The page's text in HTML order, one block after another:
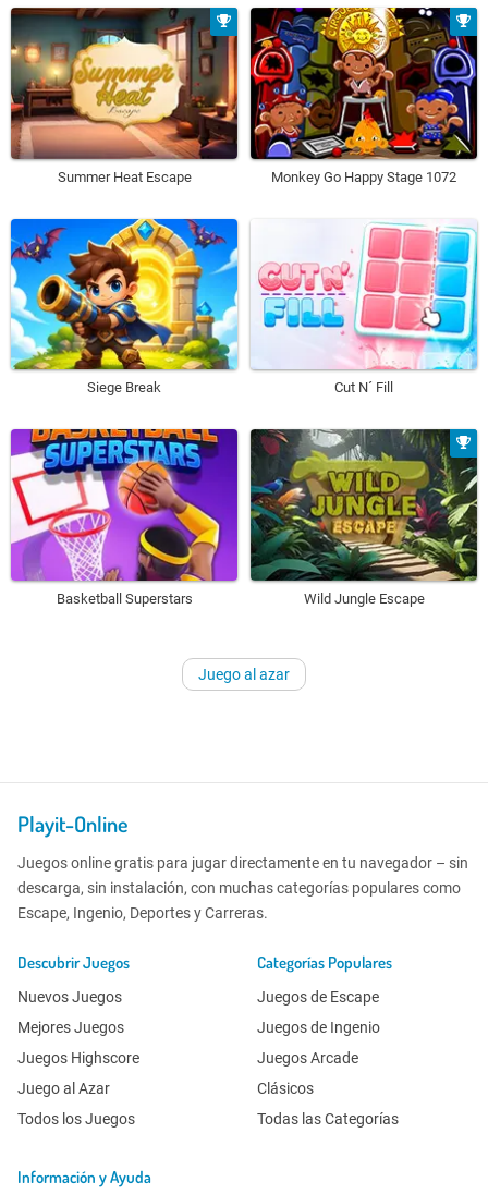
Summer Heat Escape Monkey Go Happy Stage 1072
Siege Break Cut N´ Fill
Basketball Superstars Wild Jungle Escape
Juego al azar
Playit-Online
Juegos online gratis para jugar directamente en tu navegador – sin
descarga, sin instalación, con muchas categorías populares como
Escape, Ingenio, Deportes y Carreras.
Descubrir Juegos
Nuevos Juegos
Mejores Juegos
Juegos Highscore
Juego al Azar
Todos los Juegos
Categorías Populares
Juegos de Escape
Juegos de Ingenio
Juegos Arcade
Clásicos
Todas las Categorías
Información y Ayuda